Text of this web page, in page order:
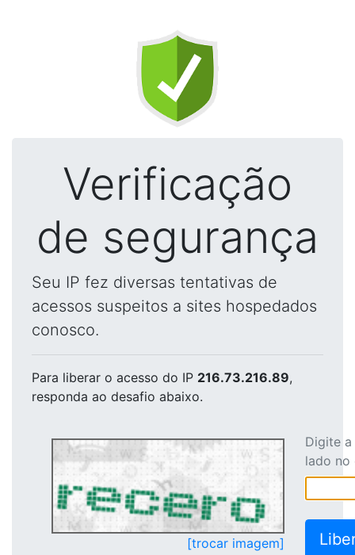
Verificação
de segurança
Seu IP fez diversas tentativas de
acessos suspeitos a sites hospedados
conosco.
Para liberar o acesso do IP 216.73.216.89,
responda ao desafio abaixo.
[trocar imagem]
Digite
lado no